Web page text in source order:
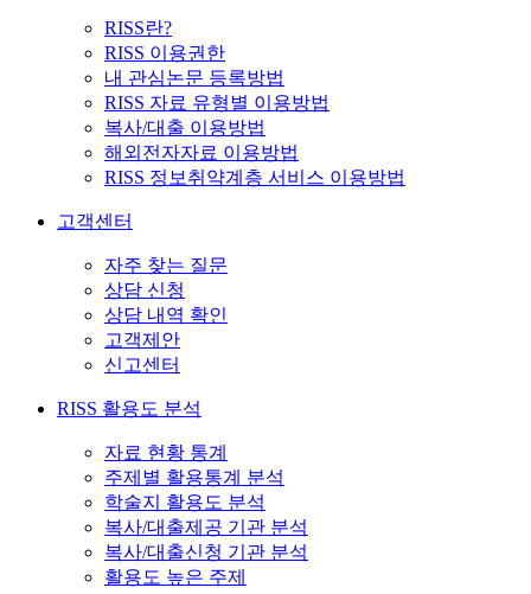
RISS란?
RISS 이용권한
내 관심논문 등록방법
RISS 자료 유형별 이용방법
복사/대출 이용방법
해외전자자료 이용방법
RISS 정보취약계층 서비스 이용방법
고객센터
자주 찾는 질문
상담 신청
상담 내역 확인
고객제안
신고센터
RISS 활용도 분석
자료 현황 통계
주제별 활용통계 분석
학술지 활용도 분석
복사/대출제공 기관 분석
복사/대출신청 기관 분석
활용도 높은 주제